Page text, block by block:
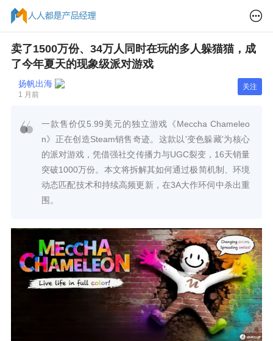
卖了1500万份、34万人同时在玩的多人躲猫猫，成
了今年夏天的现象级派对游戏
扬帆出海
1 月前
关注
一款售价仅5.99美元的独立游戏《Meccha Chameleo
n》正在创造Steam销售奇迹。这款以'变色躲藏'为核心
的派对游戏，凭借强社交传播力与UGC裂变，16天销量
突破1000万份。本文将拆解其如何通过极简机制、环境
动态匹配技术和持续高频更新，在3A大作环伺中杀出重
围。